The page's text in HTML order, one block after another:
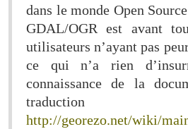
dans le monde Open
GDAL/OGR est avant
utilisateurs n’ayant pas
ce qui n’a rien
connaissance de la
http://georezo.net/wiki/